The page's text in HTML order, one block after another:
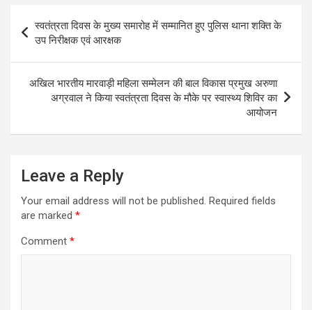
navigation
स्वतंत्रता दिवस के मुख्य समारोह में सम्मानित हुए पुलिस थाना शक्ति के
उप निरीक्षक एवं आरक्षक
अखिल भारतीय मारवाड़ी महिला सम्मेलन की बाल विकास प्रमुख अरुणा
अग्रवाल ने किया स्वतंत्रता दिवस के मौके पर स्वास्थ्य शिविर का
आयोजन
Leave a Reply
Your email address will not be published. Required fields
are marked *
Comment *